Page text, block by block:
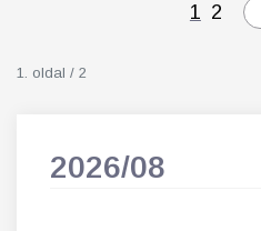
1 2
1. oldal / 2
2026/08